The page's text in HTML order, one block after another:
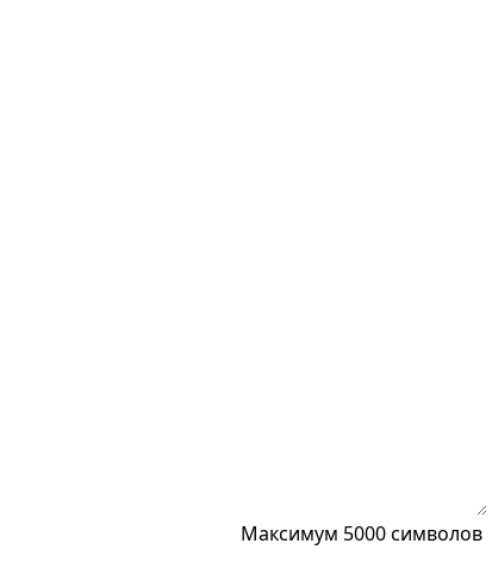
Максимум 5000 символов